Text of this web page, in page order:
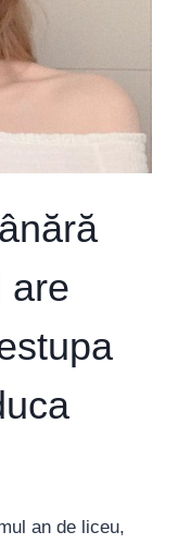
are
an de liceu,